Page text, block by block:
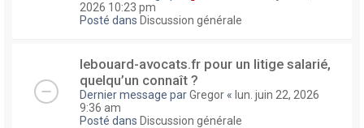
2026 10:23 pm
Posté dans Discussion générale
lebouard-avocats.fr pour un litige salarié,
quelqu’un connaît ?
Dernier message parGregor « lun. juin 22, 2026
9:36 am
Posté dans Discussion générale